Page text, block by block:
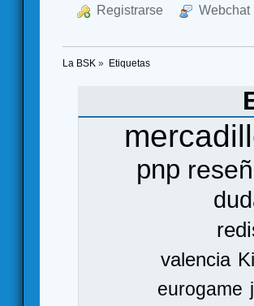
Registrarse Webchat
La BSK » Etiquetas
pnp
valencia
eurogame